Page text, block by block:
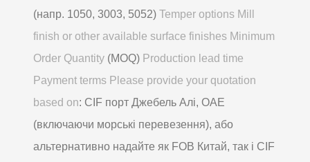
(напр. 1050, 3003, 5052) Temper options Mill
finish or other available surface finishes Minimum
Order Quantity (MOQ) Production lead time
Payment terms Please provide your quotation
based on: CIF порт Джебель Алі, ОАЕ
(включаючи морські перевезення), або
альтернативно надайте як FOB Китай, так і CIF